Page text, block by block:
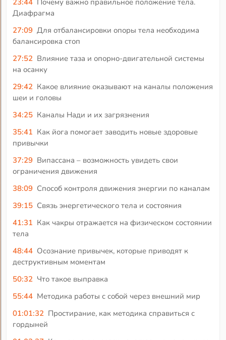
23:44 Почему важно правильное положение тела.
Диафрагма
27:09 Для отбалансировки опоры тела необходима
балансировка стоп
27:52 Влияние таза и опорно-двигательной системы
на осанку
29:42 Какое влияние оказывают на каналы положения
шеи и головы
34:25 Каналы Нади и их загрязнения
35:41 Как йога помогает заводить новые здоровые
привычки
37:29 Випассана – возможность увидеть свои
ограничения движения
38:09 Способ контроля движения энергии по каналам
39:15 Связь энергетического тела и состояния
41:31 Как чакры отражается на физическом состоянии
тела
48:44 Осознание привычек, которые приводят к
деструктивным моментам
50:32 Что такое выправка
55:44 Методика работы с собой через внешний мир
01:01:32 Простирание, как методика справиться с
гордыней